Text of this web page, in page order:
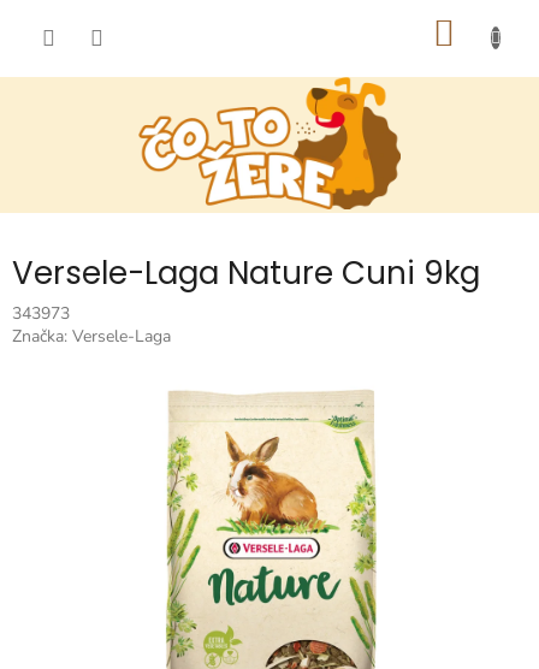
Versele-Laga Nature Cuni 9kg
343973
Značka: Versele-Laga